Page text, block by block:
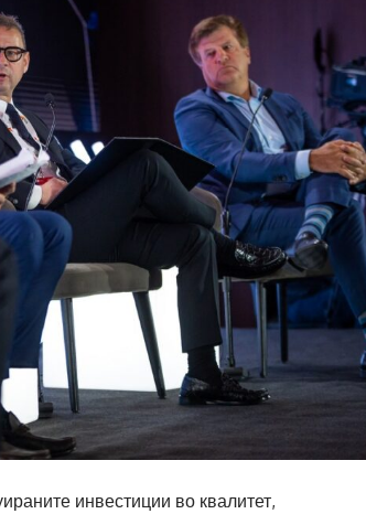
инвестиции во квалитет,